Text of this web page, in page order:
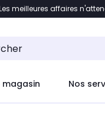
au contenu
meilleures affaires
Nos